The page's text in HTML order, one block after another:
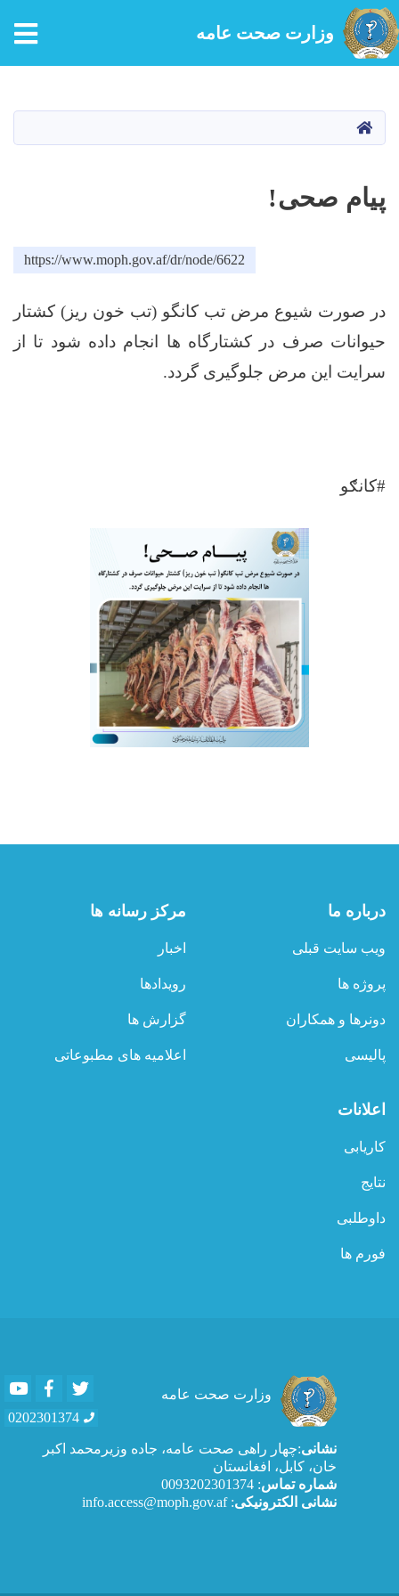
content
وزارت صحت عامه
HOME
پیام صحی!
https://www.moph.gov.af/dr/node/6622
در صورت شیوع مرض تب کانگو (تب خون ریز) کشتار
حیوانات صرف در کشتارگاه ها انجام داده شود تا از
سرایت این مرض جلوگیری گردد.
#کانګو
درباره ما
ویب سایت قبلی
پروژه ها
دونرها و همکاران
پالیسی
مرکز رسانه ها
اخبار
رویدادها
گزارش ها
اعلامیه های مطبوعاتی
اعلانات
کاریابی
نتایج
داوطلبی
فورم ها
وزارت صحت عامه
YoutubeFacebook
0202301374
نشانی:چهار راهی صحت عامه، جاده وزیرمحمد اکبر
خان، کابل، افغانستان
شماره تماس: 0093202301374
نشانی الکترونیکی: info.access@moph.gov.af